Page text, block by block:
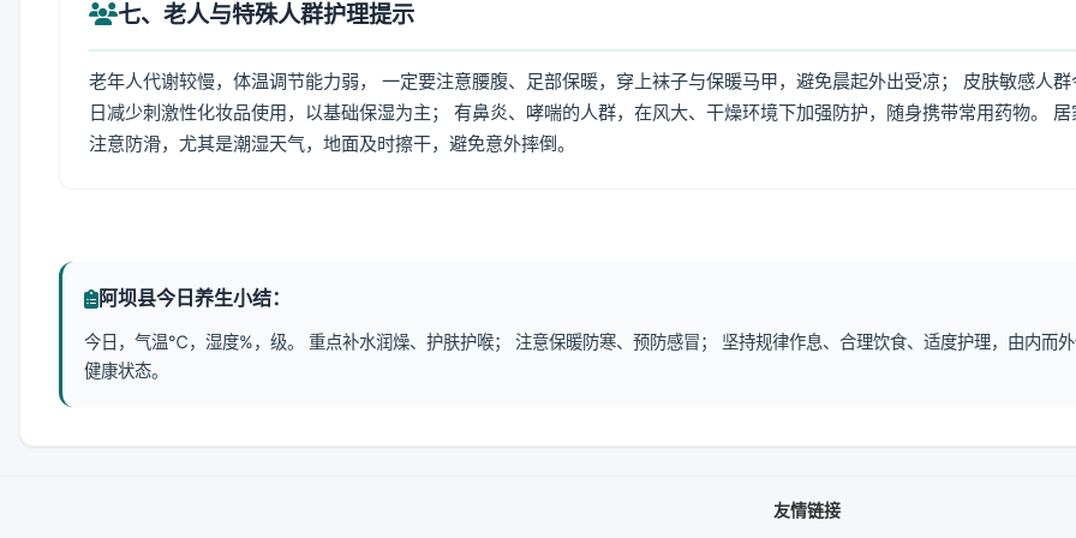
七、老人与特殊人群护理提示
老年人代谢较慢，体温调节能力弱， 一定要注意腰腹、足部保暖，穿上袜子与保暖马甲，避免晨起外出受凉； 皮肤敏感人群
日减少刺激性化妆品使用，以基础保湿为主； 有鼻炎、哮喘的人群，在风大、干燥环境下加强防护，随身携带常用药物。 居
注意防滑，尤其是潮湿天气，地面及时擦干，避免意外摔倒。
阿坝县今日养生小结：
今日，气温℃，湿度%，级。 重点补水润燥、护肤护喉； 注意保暖防寒、预防感冒； 坚持规律作息、合理饮食、适度护理，由内而
健康状态。
友情链接